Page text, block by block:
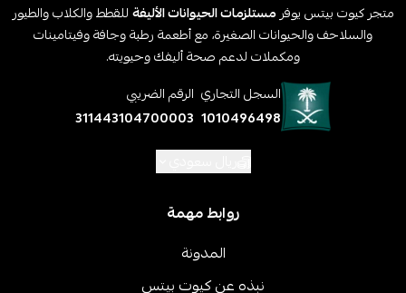
متجر كيوت بيتس يوفر مستلزمات الحيوانات الأليفةللقطط والكلاب والطيور
والسلاحف والحيوانات الصغيرة، مع أطعمة رطبة وجافة وفيتامينات
ومكملات لدعم صحة أليفك وحيويته.
السجل التجاري
1010496498
الرقم الضريبي
311443104700003
روابط مهمة
المدونة
نبذه عن كيوت بيتس